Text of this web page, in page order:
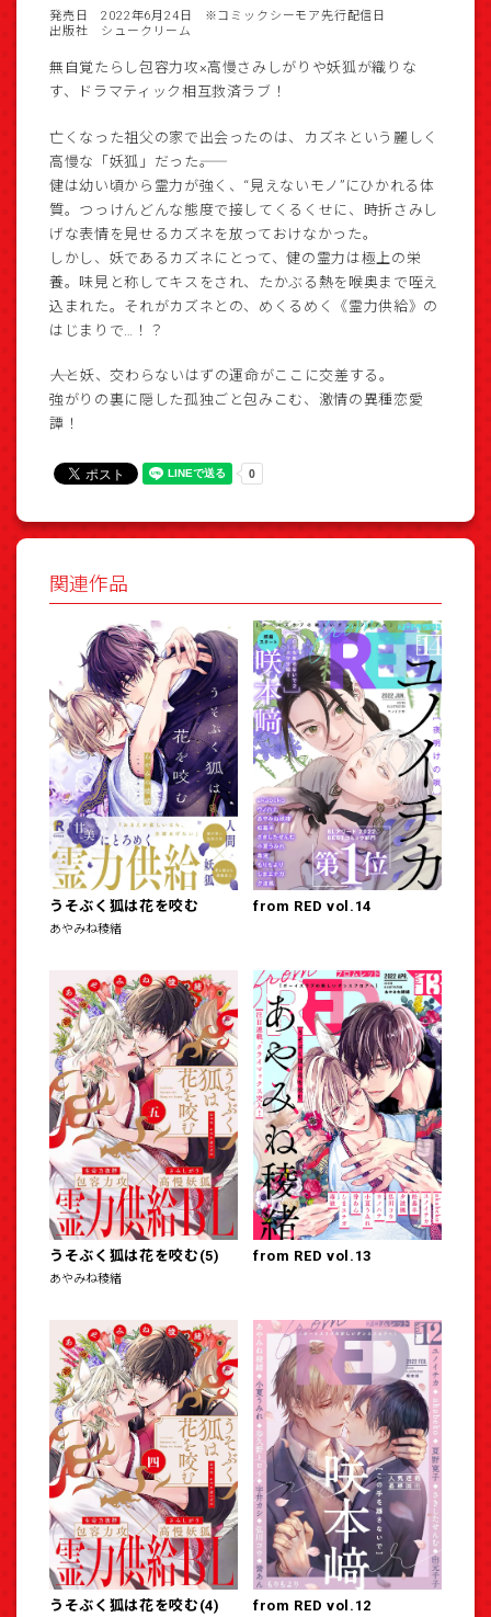
発売日 2022年6月24日
※コミックシーモア先行配信日
出版社 シュークリーム
無自覚たらし包容力攻×高慢さみしがりや妖狐が織りな
す、ドラマティック相互救済ラブ！
亡くなった祖父の家で出会ったのは、カズネという麗しく
高慢な「妖狐」だった――。
健は幼い頃から霊力が強く、“見えないモノ”にひかれる体
質。つっけんどんな態度で接してくるくせに、時折さみし
げな表情を見せるカズネを放っておけなかった。
しかし、妖であるカズネにとって、健の霊力は極上の栄
養。味見と称してキスをされ、たかぶる熱を喉奥まで咥え
込まれた。それがカズネとの、めくるめく《霊力供給》の
はじまりで…！？
――人と妖、交わらないはずの運命がここに交差する。
強がりの裏に隠した孤独ごと包みこむ、激情の異種恋愛
譚！
関連作品
うそぶく狐は花を咬む
あやみね稜緒
from RED vol.14
うそぶく狐は花を咬む(5)
あやみね稜緒
from RED vol.13
うそぶく狐は花を咬む(4) from RED vol.12